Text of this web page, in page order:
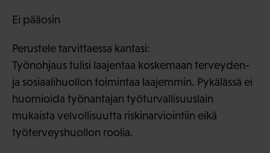
Ei pääosin
Perustele tarvittaessa kantasi:
Työnohjaus tulisi laajentaa koskemaan terveyden-
ja sosiaalihuollon toimintaa laajemmin. Pykälässä ei
huomioida työnantajan työturvallisuuslain
mukaista velvollisuutta riskinarviointiin eikä
työterveyshuollon roolia.